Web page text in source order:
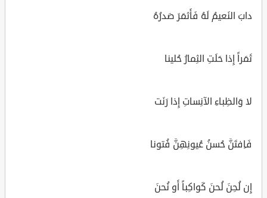
دابَ النَعيمُ لَهُ فَأَثمَرَ صَدرُهُ
ثَمَراً إِذا حَلَتِ الثِمارُ حُلينا
لا وَالظِباءِ الآنِساتِ إِذا رَنَت
فَاِفتَنَّ حُسنُ عُيونِهِنَّ فُتونا
إِن لُحِنَ لُحنَ كَواكِباً أَو نُحنَ